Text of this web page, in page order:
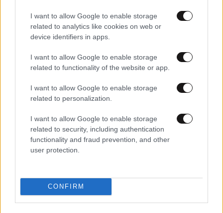
I want to allow Google to enable storage
related to analytics like cookies on web or
device identifiers in apps.
I want to allow Google to enable storage
related to functionality of the website or app.
I want to allow Google to enable storage
related to personalization.
I want to allow Google to enable storage
related to security, including authentication
functionality and fraud prevention, and other
user protection.
CONFIRM